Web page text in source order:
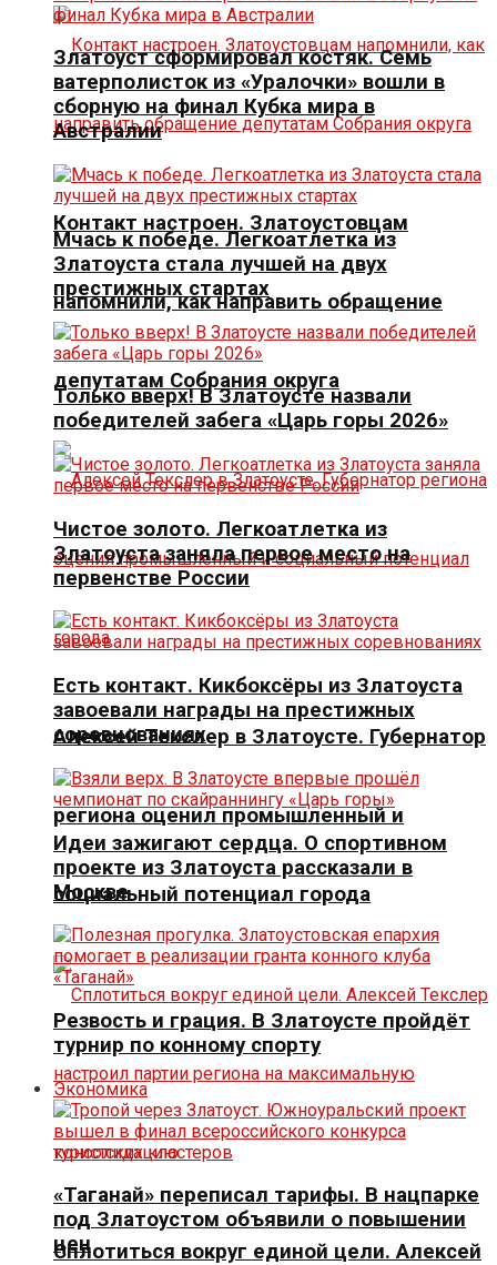
Контакт настроен. Златоустовцам
напомнили, как направить обращение
депутатам Собрания округа
Алексей Текслер в Златоусте. Губернатор
региона оценил промышленный и
социальный потенциал города
Сплотиться вокруг единой цели. Алексей
Златоуст сформировал костяк. Семь
ватерполисток из «Уралочки» вошли в
сборную на финал Кубка мира в
Австралии
Мчась к победе. Легкоатлетка из
Златоуста стала лучшей на двух
престижных стартах
Только вверх! В Златоусте назвали
победителей забега «Царь горы 2026»
Чистое золото. Легкоатлетка из
Златоуста заняла первое место на
первенстве России
Есть контакт. Кикбоксёры из Златоуста
завоевали награды на престижных
соревнованиях
Идеи зажигают сердца. О спортивном
проекте из Златоуста рассказали в
Москве
Резвость и грация. В Златоусте пройдёт
турнир по конному спорту
Экономика
«Таганай» переписал тарифы. В нацпарке
под Златоустом объявили о повышении
цен